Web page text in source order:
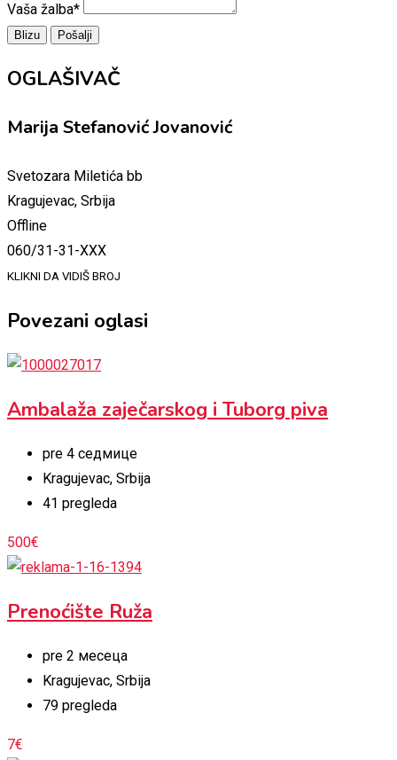
Vaša žalba*
Blizu Pošalji
OGLAŠIVAČ
Marija Stefanović Jovanović
Svetozara Miletića bb
Kragujevac, Srbija
Offline
060/31-31-XXX
KLIKNI DA VIDIŠ BROJ
Povezani oglasi
Ambalaža zaječarskog i Tuborg piva
pre 4 седмице
Kragujevac, Srbija
41 pregleda
500€
Prenoćište Ruža
pre 2 месеца
Kragujevac, Srbija
79 pregleda
7€